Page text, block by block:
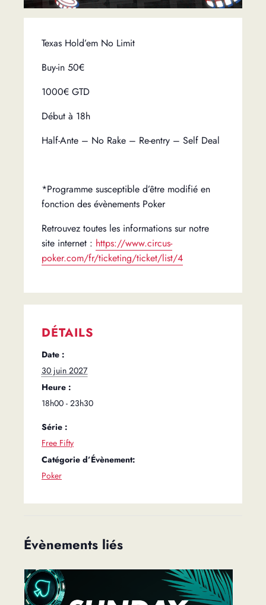
Texas Hold’em No Limit
Buy-in 50€
1000€ GTD
Début à 18h
Half-Ante – No Rake – Re-entry – Self Deal
*Programme susceptible d’être modifié en
fonction des évènements Poker
Retrouvez toutes les informations sur notre
site internet : https://www.circus-
poker.com/fr/ticketing/ticket/list/4
DÉTAILS
Date :
30 juin 2027
Heure :
18h00 - 23h30
Série :
Free Fifty
Catégorie d’Évènement:
Poker
Évènements liés